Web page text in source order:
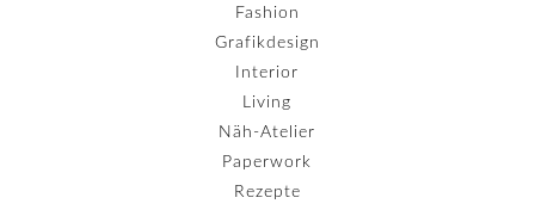
Fashion
Grafikdesign
Interior
Living
Näh-Atelier
Paperwork
Rezepte